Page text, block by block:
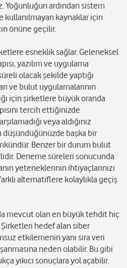
Yoğunluğun ardından sistem
kullanılmayan kaynaklar için
önüne geçilir.
esneklik sağlar. Geleneksel
yazılım ve uygulama
olacak şekilde yaptığı
ve bulut uygulamalarının
için şirketlere büyük oranda
tercih ettiğinizde
veya aldığınız
düşündüğünüzde başka bir
Benzer bir durum bulut
Deneme süreleri sonucunda
yeteneklerinin ihtiyaçlarınızı
alternatiflere kolaylıkla geçiş
mevcut olan en büyük tehdit hiç
Şirketleri hedef alan siber
etkilemenin yanı sıra veri
neden olabilir. Bu gibi
yıkıcı sonuçlara yol açabilir.